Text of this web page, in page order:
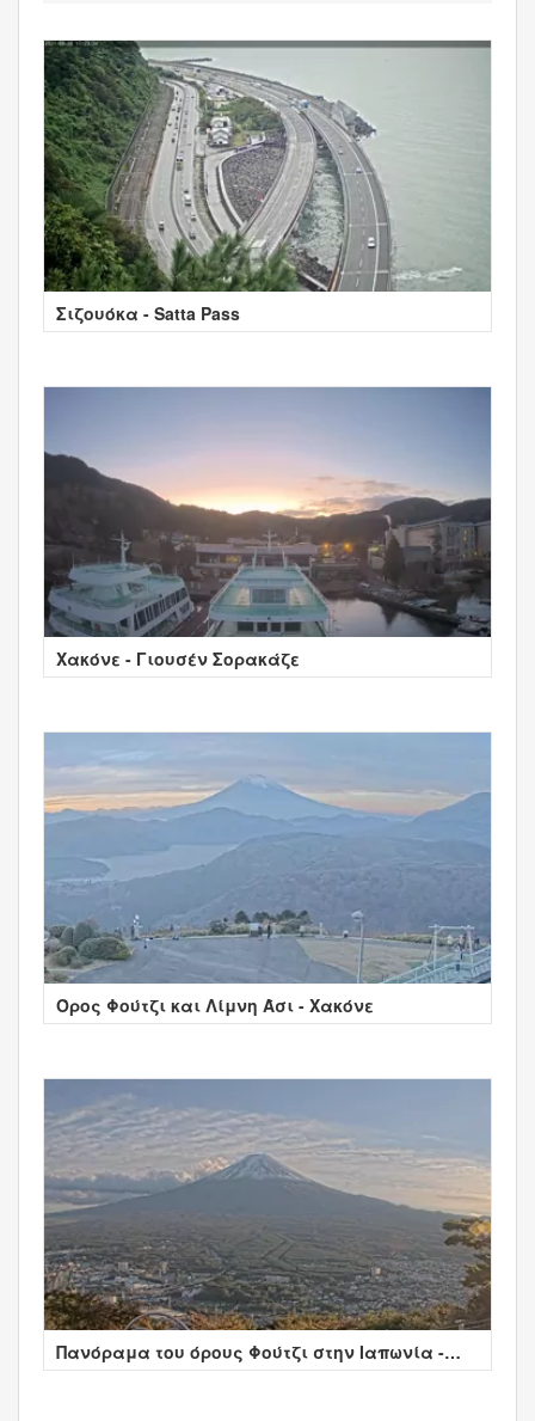
Σιζουόκα - Satta Pass
Χακόνε - Γιουσέν Σορακάζε
Όρος Φούτζι και Λίμνη Άσι - Χακόνε
Πανόραμα του όρους Φούτζι στην Ιαπωνία -
Japan